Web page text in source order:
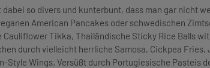
so divers und kunterbunt, dass man gar nicht
American Pancakes oder schwedischen
Cauliflower Tikka, Thailändische Sticky Rice Balls
durch vielleicht herrliche Samosa, Cickpea Fries,
Style Wings. Versüßt durch Portugiesische Pasteis